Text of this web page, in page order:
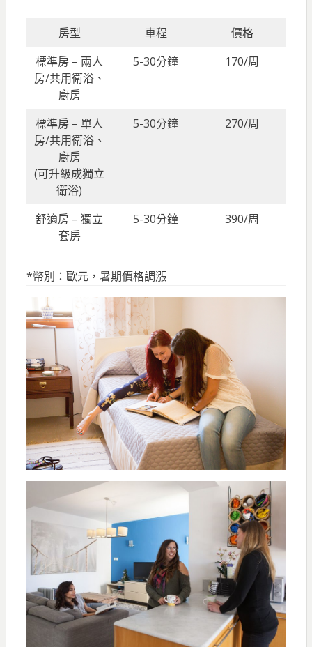
房型 車程
價格
標準房 – 兩人
房/共用衛浴、
廚房
5-30分鐘 170/周
標準房 – 單人
房/共用衛浴、
廚房
(可升級成獨立
衛浴)
5-30分鐘 270/周
舒適房 – 獨立
套房
5-30分鐘 390/周
*幣別：歐元，暑期價格調漲